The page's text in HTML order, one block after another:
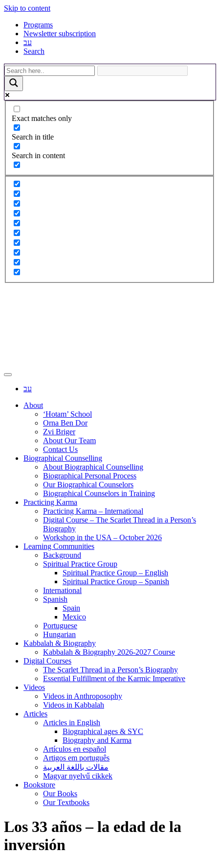
Skip to content
Programs
Newsletter subscription
עב
Search
Exact matches only
Search in title
Search in content
עב
About
‘Hotam’ School
Orna Ben Dor
Zvi Briger
About Our Team
Contact Us
Biographical Counselling
About Biographical Counselling
Biographical Personal Process
Our Biographical Counselors
Biographical Counselors in Training
Practicing Karma
Practicing Karma – International
Digital Course – The Scarlet Thread in a Person’s
Biography
Workshop in the USA – October 2026
Learning Communities
Background
Spiritual Practice Group
Spiritual Practice Group – English
Spiritual Practice Group – Spanish
International
Spanish
Spain
Mexico
Portuguese
Hungarian
Kabbalah & Biography
Kabbalah & Biography 2026-2027 Course
Digital Courses
The Scarlet Thread in a Person’s Biography
Essential Fulfillment of the Karmic Imperative
Videos
Videos in Anthroposophy
Videos in Kabbalah
Articles
Articles in English
Biographical ages & SYC
Biography and Karma
Artículos en español
Artigos em português
مقالات باللغة العربية
Magyar nyelvű cikkek
Bookstore
Our Books
Our Textbooks
Los 33 años – la edad de la
inversión